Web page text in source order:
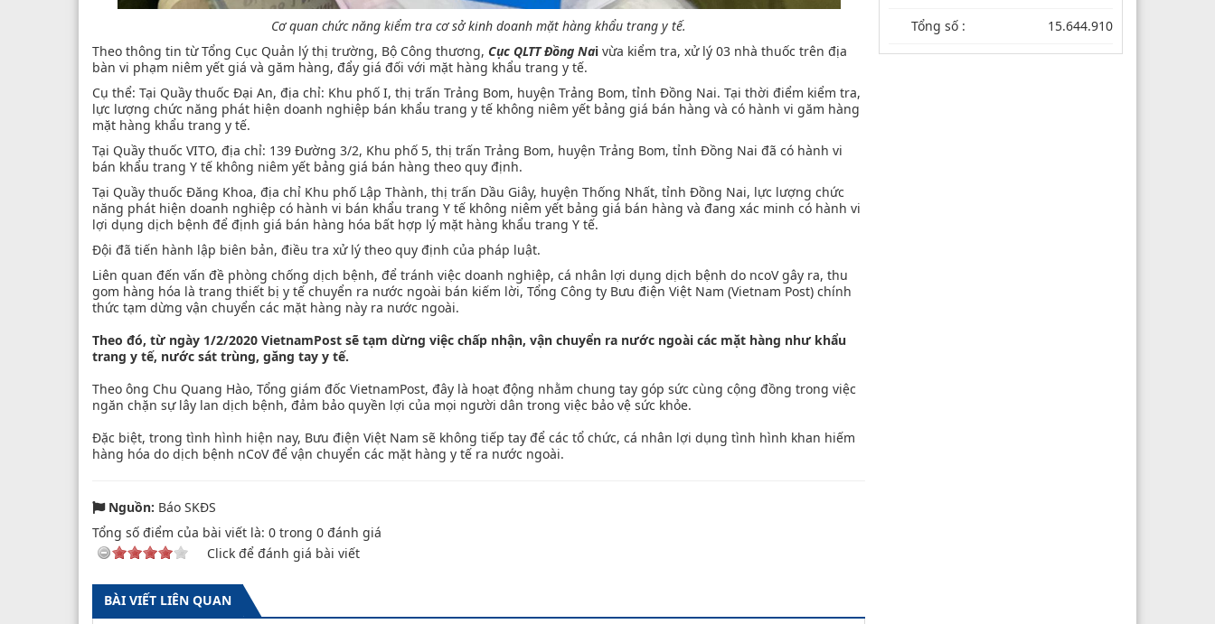
Cơ quan chức năng kiểm tra cơ sở kinh doanh mặt hàng khẩu trang y tế.
Theo thông tin từ Tổng Cục Quản lý thị trường, Bộ Công thương, Cục QLTT Đồng Nai vừa kiểm tra, xử lý 03 nhà thuốc trên địa
bàn vi phạm niêm yết giá và găm hàng, đẩy giá đối với mặt hàng khẩu trang y tế.
Cụ thể: Tại Quầy thuốc Đại An, địa chỉ: Khu phố I, thị trấn Trảng Bom, huyện Trảng Bom, tỉnh Đồng Nai. Tại thời điểm kiểm tra,
lực lượng chức năng phát hiện doanh nghiệp bán khẩu trang y tế không niêm yết bảng giá bán hàng và có hành vi găm hàng
mặt hàng khẩu trang y tế.
Tại Quầy thuốc VITO, địa chỉ: 139 Đường 3/2, Khu phố 5, thị trấn Trảng Bom, huyện Trảng Bom, tỉnh Đồng Nai đã có hành vi
bán khẩu trang Y tế không niêm yết bảng giá bán hàng theo quy định.
Tại Quầy thuốc Đăng Khoa, địa chỉ Khu phố Lập Thành, thị trấn Dầu Giây, huyện Thống Nhất, tỉnh Đồng Nai, lực lượng chức
năng phát hiện doanh nghiệp có hành vi bán khẩu trang Y tế không niêm yết bảng giá bán hàng và đang xác minh có hành vi
lợi dụng dịch bệnh để định giá bán hàng hóa bất hợp lý mặt hàng khẩu trang Y tế.
Đội đã tiến hành lập biên bản, điều tra xử lý theo quy định của pháp luật.
Liên quan đến vấn đề phòng chống dịch bệnh, để tránh việc doanh nghiệp, cá nhân lợi dụng dịch bệnh do ncoV gây ra, thu
gom hàng hóa là trang thiết bị y tế chuyển ra nước ngoài bán kiếm lời, Tổng Công ty Bưu điện Việt Nam (Vietnam Post) chính
thức tạm dừng vận chuyển các mặt hàng này ra nước ngoài.
Theo đó, từ ngày 1/2/2020 VietnamPost sẽ tạm dừng việc chấp nhận, vận chuyển ra nước ngoài các mặt hàng như khẩu
trang y tế, nước sát trùng, găng tay y tế.
Theo ông Chu Quang Hào, Tổng giám đốc VietnamPost, đây là hoạt động nhằm chung tay góp sức cùng cộng đồng trong việc
ngăn chặn sự lây lan dịch bệnh, đảm bảo quyền lợi của mọi người dân trong việc bảo vệ sức khỏe.
Đặc biệt, trong tình hình hiện nay, Bưu điện Việt Nam sẽ không tiếp tay để các tổ chức, cá nhân lợi dụng tình hình khan hiếm
hàng hóa do dịch bệnh nCoV để vận chuyển các mặt hàng y tế ra nước ngoài.
Nguồn: Báo SKĐS
Tổng số điểm của bài viết là: 0 trong 0 đánh giá
Click để đánh giá bài viết
BÀI VIẾT LIÊN QUAN
Tổng số : 15.644.910